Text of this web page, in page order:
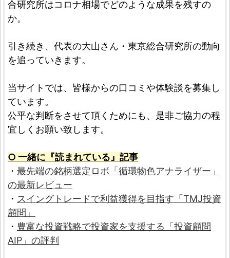
合研究所はコロナ相場でどのような成果を残すの
か。
引き続き、代表の大山さん・東京総合研究所の動向
を追っていきます。
当サイトでは、皆様からの口コミや体験談を募集し
ています。
公平な判断をさせて頂くためにも、是非ご協力の程
宜しくお願い致します。
○ 一緒に『読まれている』記事
・ 最先端の銘柄選定ロボ「循環物色アナライザー」
の最新レビュー
・ スイングトレードで利益獲得を目指す「TMJ投資
顧問」
・ 豊富な投資戦略で投資家を支援する「投資顧問
AIP」の評判